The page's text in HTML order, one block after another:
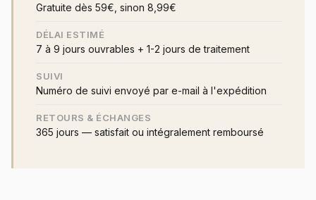
Gratuite dès 59€, sinon 8,99€
DÉLAI ESTIMÉ
7 à 9 jours ouvrables + 1-2 jours de traitement
SUIVI
Numéro de suivi envoyé par e-mail à l'expédition
RETOURS & ÉCHANGES
365 jours — satisfait ou intégralement remboursé